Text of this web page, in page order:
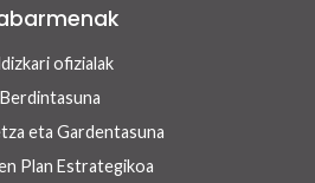
ofizialak
Berdintasuna
eta Gardentasuna
Plan Estrategikoa